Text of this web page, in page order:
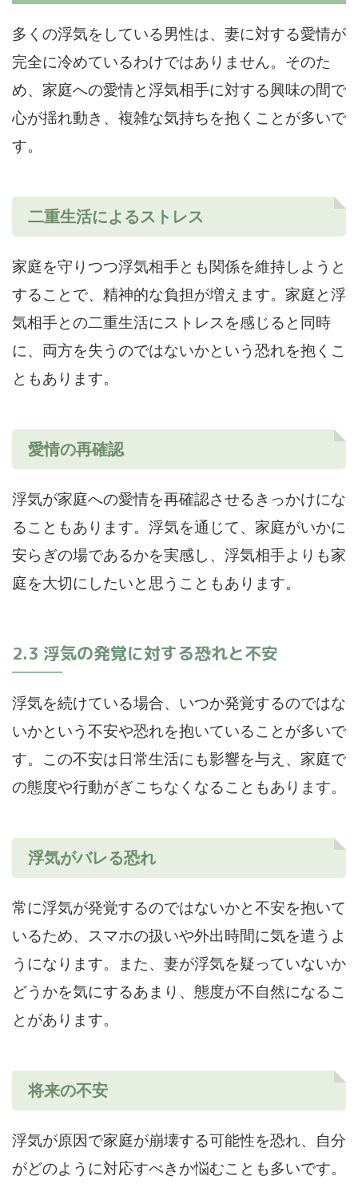
多くの浮気をしている男性は、妻に対する愛情が
完全に冷めているわけではありません。そのた
め、家庭への愛情と浮気相手に対する興味の間で
心が揺れ動き、複雑な気持ちを抱くことが多いで
す。
二重生活によるストレス
家庭を守りつつ浮気相手とも関係を維持しようと
することで、精神的な負担が増えます。家庭と浮
気相手との二重生活にストレスを感じると同時
に、両方を失うのではないかという恐れを抱くこ
ともあります。
愛情の再確認
浮気が家庭への愛情を再確認させるきっかけにな
ることもあります。浮気を通じて、家庭がいかに
安らぎの場であるかを実感し、浮気相手よりも家
庭を大切にしたいと思うこともあります。
2.3 浮気の発覚に対する恐れと不安
浮気を続けている場合、いつか発覚するのではな
いかという不安や恐れを抱いていることが多いで
す。この不安は日常生活にも影響を与え、家庭で
の態度や行動がぎこちなくなることもあります。
浮気がバレる恐れ
常に浮気が発覚するのではないかと不安を抱いて
いるため、スマホの扱いや外出時間に気を遣うよ
うになります。また、妻が浮気を疑っていないか
どうかを気にするあまり、態度が不自然になるこ
とがあります。
将来の不安
浮気が原因で家庭が崩壊する可能性を恐れ、自分
がどのように対応すべきか悩むことも多いです。